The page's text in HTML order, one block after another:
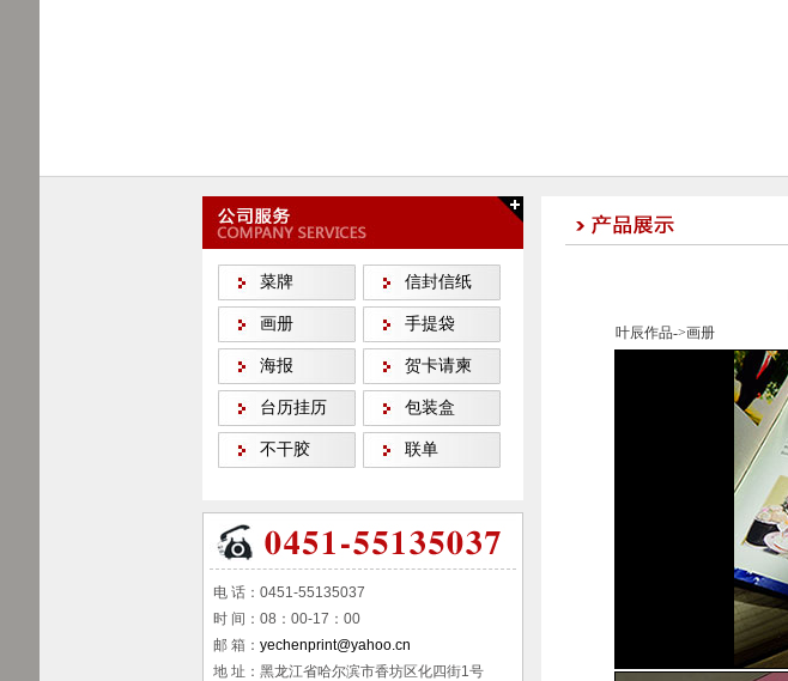
菜牌 信封信纸
画册 手提袋
海报 贺卡请柬
台历挂历 包装盒
不干胶 联单
电 话：0451-55135037
时 间：08：00-17：00
邮 箱： yechenprint@yahoo.cn
地 址：黑龙江省哈尔滨市香坊区化四街1号
叶辰作品->画册